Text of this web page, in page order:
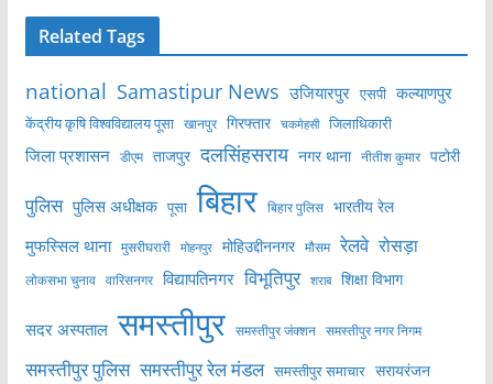
Related Tags
national Samastipur News उजियारपुर एसपी कल्याणपुर
केंद्रीय कृषि विश्वविद्यालय पूसा खानपुर गिरफ्तार चकमेहसी जिलाधिकारी
जिला प्रशासन डीएम ताजपुर दलसिंहसराय नगर थाना नीतीश कुमार पटोरी
पुलिस पुलिस अधीक्षक पूसा बिहार बिहार पुलिस भारतीय रेल
मुफस्सिल थाना मुसरीघरारी मोहनपुर मोहिउद्दीननगर मौसम रेलवे रोसड़ा
लोकसभा चुनाव वारिसनगर विद्यापतिनगर विभूतिपुर शराब शिक्षा विभाग
सदर अस्पताल समस्तीपुर समस्तीपुर जंक्शन समस्तीपुर नगर निगम
समस्तीपुर पुलिस समस्तीपुर रेल मंडल समस्तीपुर समाचार सरायरंजन